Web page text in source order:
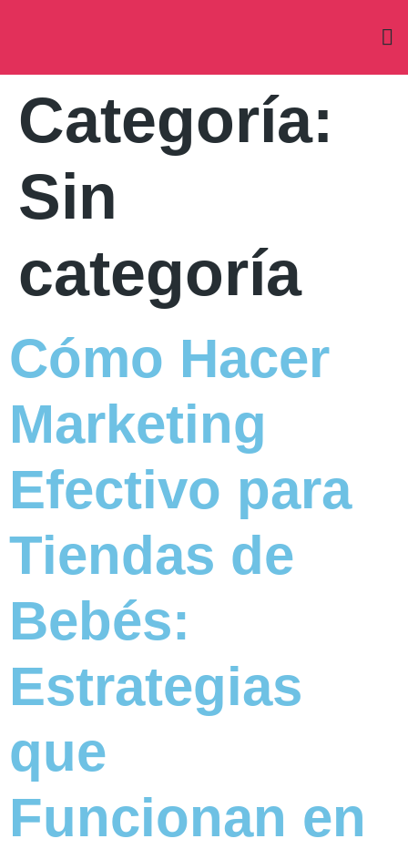
Categoría:
Sin
categoría
Cómo Hacer
Marketing
Efectivo para
Tiendas de
Bebés:
Estrategias
que
Funcionan en